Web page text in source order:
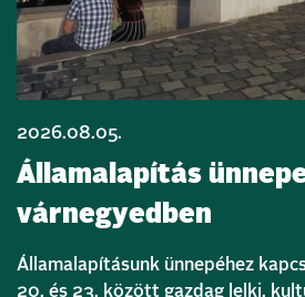
2026.08.05.
Államalapítás
várnegyedben
Államalapításunk ünnepéhez
20. és 23. között gazdag lelki,